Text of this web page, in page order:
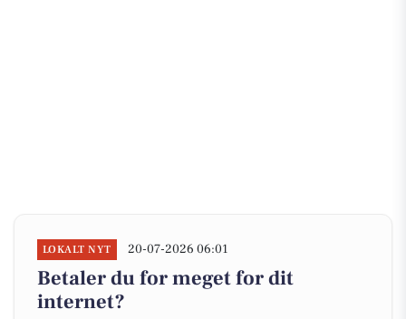
LOKALT NYT 20-07-2026 06:01
Betaler du for meget for dit
internet?